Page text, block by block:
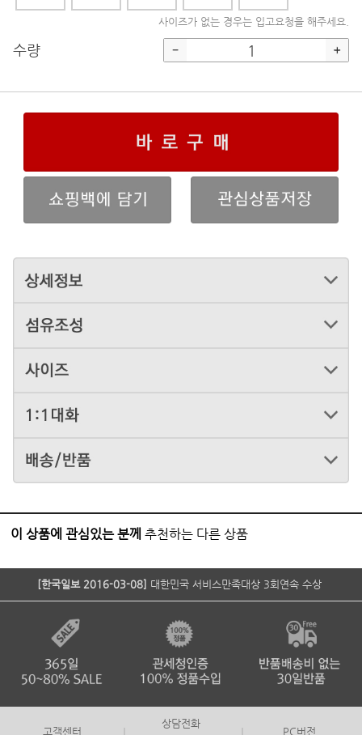
사이즈가 없는 경우는 입고요청을 해주세요.
수량
이 상품에 관심있는 분께 추천하는 다른 상품
[한국일보 2016-03-08] 대한민국 서비스만족대상 3회연속 수상
고객센터
상담전화
PC버전